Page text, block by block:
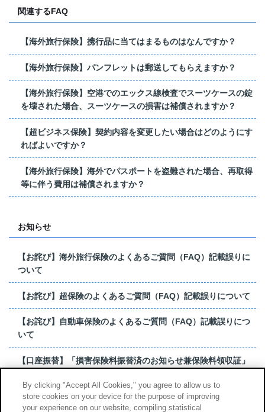
関連するFAQ
【海外旅行保険】携行品に当てはまるものはなんですか？
【海外旅行保険】パンフレットは郵送してもらえますか？
【海外旅行保険】空港でのエックス線検査でスーツケースの錠
を壊された場合、スーツケースの損害は補償されますか？
【超ビジネス保険】契約内容を変更したい場合はどのようにす
ればよいですか？
【海外旅行保険】海外でパスポートを盗難された場合、再取得
等に伴う費用は補償されますか？
お知らせ
【お詫び】海外旅行保険のよくあるご質問（FAQ）記載誤りに
ついて
【お詫び】超保険のよくあるご質問（FAQ）記載誤りについて
【お詫び】自動車保険のよくあるご質問（FAQ）記載誤りにつ
いて
【口座振替】「損害保険料振替済のお知らせ兼保険料領収証」
【お詫び】超保険のよくあるご質問（FAQ）記載誤りについて
By clicking "Accept All Cookies," you agree to allow us to
store cookies on your device for the purpose of improving
your experience on our website, compiling statistical